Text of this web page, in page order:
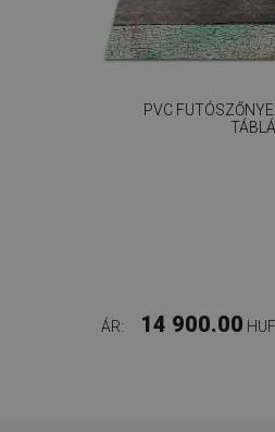
PVC
ÁR: 14 900.00 HUF